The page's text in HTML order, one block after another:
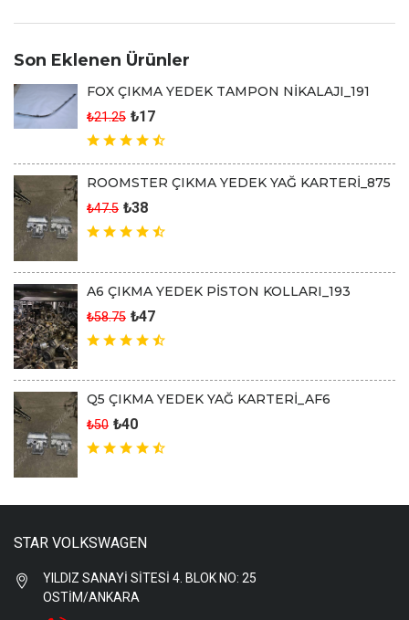
Son Eklenen Ürünler
FOX ÇIKMA YEDEK TAMPON NİKALAJI_191
₺21.25 ₺17
ROOMSTER ÇIKMA YEDEK YAĞ KARTERİ_875
₺47.5 ₺38
A6 ÇIKMA YEDEK PİSTON KOLLARI_193
₺58.75 ₺47
Q5 ÇIKMA YEDEK YAĞ KARTERİ_AF6
₺50 ₺40
STAR VOLKSWAGEN
YILDIZ SANAYİ SİTESİ 4. BLOK NO: 25
OSTİM/ANKARA